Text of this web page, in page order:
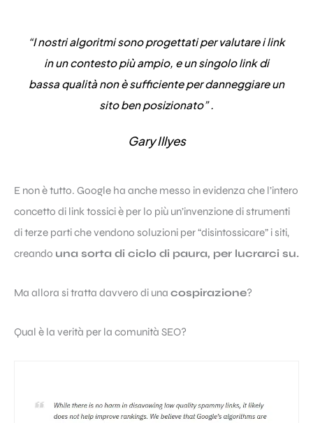
“I nostri algoritmi sono progettati per valutare i link
in un contesto più ampio, e un singolo link di
bassa qualità non è sufficiente per danneggiare un
sito ben posizionato” .
Gary Illyes
E non è tutto. Google ha anche messo in evidenza che l’intero
concetto di link tossici è per lo più un’invenzione di strumenti
di terze parti che vendono soluzioni per “disintossicare” i siti,
creando una sorta di ciclo di paura, per lucrarci su.
Ma allora si tratta davvero di una cospirazione?
Qual è la verità per la comunità SEO?